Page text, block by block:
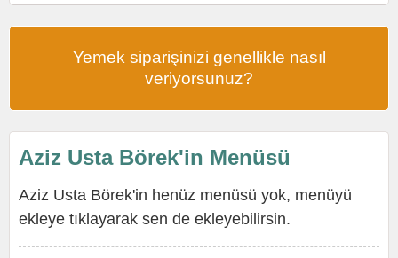
Yemek siparişinizi genellikle nasıl
veriyorsunuz?
Aziz Usta Börek'in Menüsü
Aziz Usta Börek'in henüz menüsü yok, menüyü
ekleye tıklayarak sen de ekleyebilirsin.